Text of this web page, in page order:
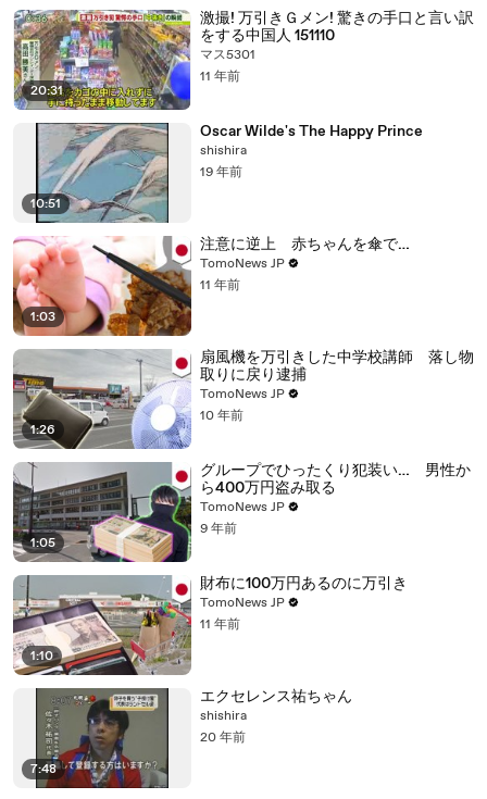
20:31
激撮! 万引きＧメン! 驚きの手口と言い訳
をする中国人 151110
マス5301
11 年前
10:51
Oscar Wilde's The Happy Prince
shishira
19 年前
1:03
注意に逆上 赤ちゃんを傘で…
TomoNews JP
11 年前
1:26
扇風機を万引きした中学校講師 落し物
取りに戻り逮捕
TomoNews JP
10 年前
1:05
グループでひったくり犯装い… 男性か
ら400万円盗み取る
TomoNews JP
9 年前
1:10
財布に100万円あるのに万引き
TomoNews JP
11 年前
7:48
エクセレンス祐ちゃん
shishira
20 年前